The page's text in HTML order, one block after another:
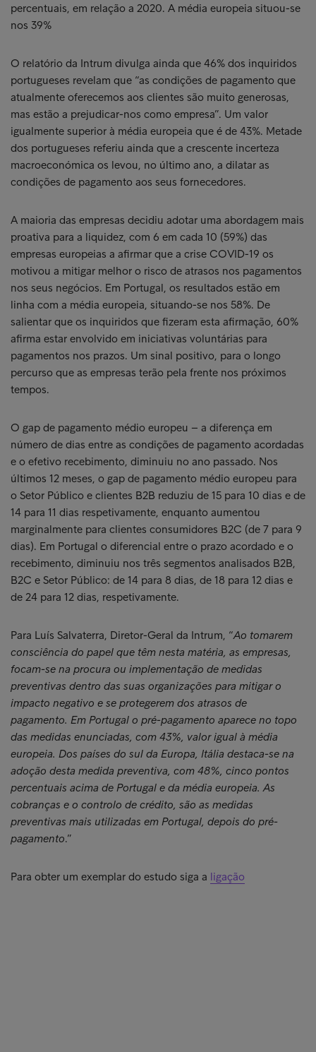
percentuais, em relação a 2020. A média europeia situou-se
nos 39%
O relatório da Intrum divulga ainda que 46% dos inquiridos
portugueses revelam que “as condições de pagamento que
atualmente oferecemos aos clientes são muito generosas,
mas estão a prejudicar-nos como empresa”. Um valor
igualmente superior à média europeia que é de 43%. Metade
dos portugueses referiu ainda que a crescente incerteza
macroeconómica os levou, no último ano, a dilatar as
condições de pagamento aos seus fornecedores.
A maioria das empresas decidiu adotar uma abordagem mais
proativa para a liquidez, com 6 em cada 10 (59%) das
empresas europeias a afirmar que a crise COVID-19 os
motivou a mitigar melhor o risco de atrasos nos pagamentos
nos seus negócios. Em Portugal, os resultados estão em
linha com a média europeia, situando-se nos 58%. De
salientar que os inquiridos que fizeram esta afirmação, 60%
afirma estar envolvido em iniciativas voluntárias para
pagamentos nos prazos. Um sinal positivo, para o longo
percurso que as empresas terão pela frente nos próximos
tempos.
O gap de pagamento médio europeu – a diferença em
número de dias entre as condições de pagamento acordadas
e o efetivo recebimento, diminuiu no ano passado. Nos
últimos 12 meses, o gap de pagamento médio europeu para
o Setor Público e clientes B2B reduziu de 15 para 10 dias e de
14 para 11 dias respetivamente, enquanto aumentou
marginalmente para clientes consumidores B2C (de 7 para 9
dias). Em Portugal o diferencial entre o prazo acordado e o
recebimento, diminuiu nos três segmentos analisados B2B,
B2C e Setor Público: de 14 para 8 dias, de 18 para 12 dias e
de 24 para 12 dias, respetivamente.
Para Luís Salvaterra, Diretor-Geral da Intrum, “Ao tomarem
consciência do papel que têm nesta matéria, as empresas,
focam-se na procura ou implementação de medidas
preventivas dentro das suas organizações para mitigar o
impacto negativo e se protegerem dos atrasos de
pagamento. Em Portugal o pré-pagamento aparece no topo
das medidas enunciadas, com 43%, valor igual à média
europeia. Dos países do sul da Europa, Itália destaca-se na
adoção desta medida preventiva, com 48%, cinco pontos
percentuais acima de Portugal e da média europeia. As
cobranças e o controlo de crédito, são as medidas
preventivas mais utilizadas em Portugal, depois do pré-
pagamento.”
Para obter um exemplar do estudo siga a ligação